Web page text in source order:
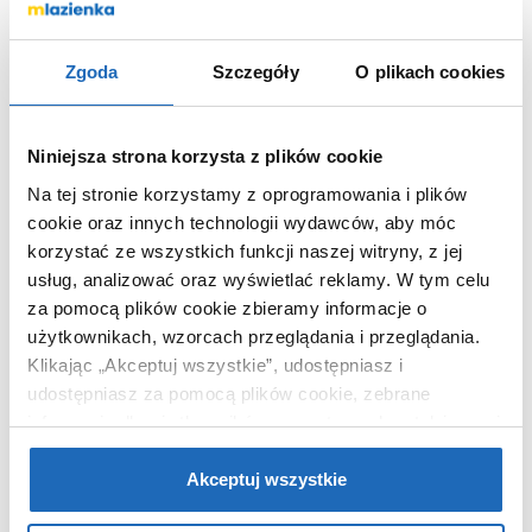
Zgoda Szczegóły O plikach cookies
Niniejsza strona korzysta z plików cookie
Na tej stronie korzystamy z oprogramowania i plików
cookie oraz innych technologii wydawców, aby móc
korzystać ze wszystkich funkcji naszej witryny, z jej
usług, analizować oraz wyświetlać reklamy. W tym celu
za pomocą plików cookie zbieramy informacje o
użytkownikach, wzorcach przeglądania i przeglądania.
Klikając „Akceptuj wszystkie”, udostępniasz i
udostępniasz za pomocą plików cookie, zebrane
informacje dla użytkowników zewnętrznych, a także nasi
partnerzy reklamowi.Jeśli chcesz, włącz „Tylko
wymagane pliki cookie”.Pamiętaj jednak, że
zablokowane niektóre pliki cookie mogą mieć wpływ na
Akceptuj wszystkie
Średnica odpływu
90 mm
Materiał
akrylowo-
kompozytowy
Dłuższy bok
100 cm
Krótszy bok
90 cm
Kod EAN
5902627745799
Wymiary z
opakowaniem
108 x 5 x 98 cm
opakowaniem
Dane producenta Zobacz